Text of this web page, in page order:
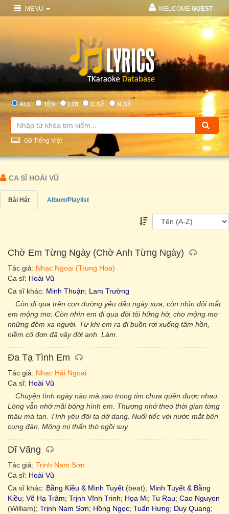
MENU WELCOME GUEST
ALL TÊN LỜI C.SỸ N.SỸ
Gõ Tiếng Việt
CA SĨ HOÀI VŨ
Bài Hát Album/Playlist
Chờ Em Từng Ngày (Chờ Anh Từng Ngày)
Tác giả: Nhạc Ngoại (Trung Hoa)
Ca sĩ: Hoài Vũ
Ca sĩ khác: Minh Thuận; Lam Trường
Còn đi qua trên con đường yêu dấu ngày xưa, còn nhìn đôi mắt
em mộng mơ. Còn nhìn em đi qua đời tôi hững hờ, cho mộng mơ
những đêm xa người. Từ khi em ra đi buồn rơi xuống tâm hồn,
niềm cô đơn đã vây đời anh. Làm.
Đa Tạ Tình Em
Tác giả: Nhạc Hải Ngoại
Ca sĩ: Hoài Vũ
Chuyện tình ngày nào mà sao trong tim chưa quên được nhau.
Lòng vẫn nhớ mãi bóng hình em. Thương nhớ theo thời gian từng
thâu mà tan. Tình yêu đôi ta dở dang. Nuối tiếc với nước mắt bên
cung đàn. Mộng mị thẩn thờ ngồi suy.
Dĩ Vãng
Tác giả: Trịnh Nam Sơn
Ca sĩ: Hoài Vũ
Ca sĩ khác: Bằng Kiều & Minh Tuyết (beat); Minh Tuyết & Bằng
Kiều; Võ Hạ Trâm; Trịnh Vĩnh Trinh; Họa Mi; Tu Rau; Cao Nguyen
(William); Trịnh Nam Sơn; Hồng Ngọc; Tuấn Hưng; Duy Quang;